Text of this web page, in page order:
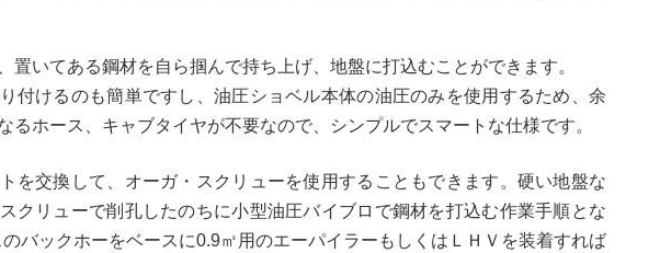
置いてある鋼材を自ら掴んで持ち上げ、地盤に打込むことができます。
付けるのも簡単ですし、油圧ショベル本体の油圧のみを使用するため、余
るホース、キャブタイヤが不要なので、シンプルでスマートな仕様です。
を交換して、オーガ・スクリューを使用することもできます。硬い地盤な
クリューで削孔したのちに小型油圧バイブロで鋼材を打込む作業手順とな
バックホーをベースに0.9㎥用のエーパイラーもしくはＬＨＶを装着すれば